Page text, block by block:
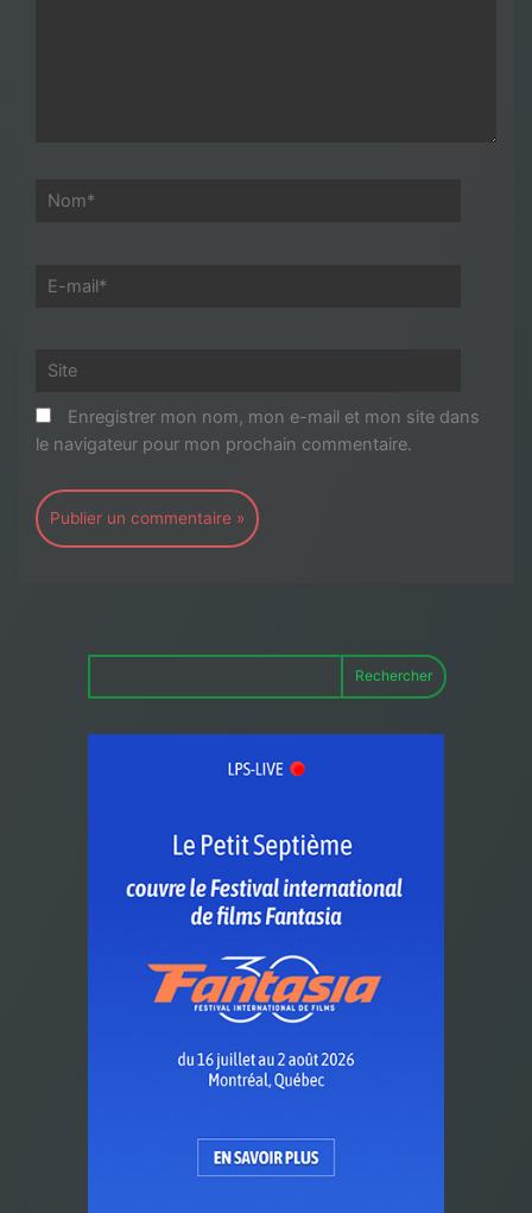
Nom*
E-
Site
Enregistrer mon nom, mon e-mail et mon site dans
le navigateur pour mon prochain commentaire.
Rechercher